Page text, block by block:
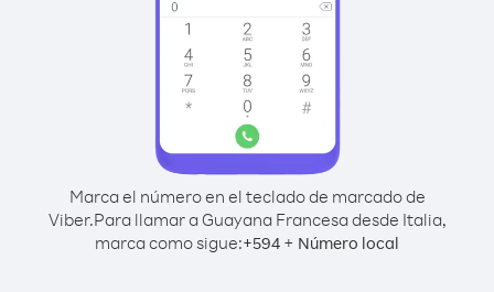
Marca el número en el teclado de marcado de
Viber.Para llamar a Guayana Francesa desde Italia,
marca como sigue:+594 + Número local